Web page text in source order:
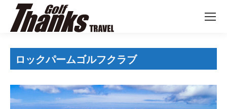
ロックパームゴルフクラブ